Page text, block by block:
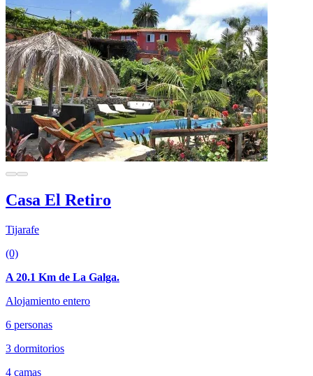
Casa El Retiro
Tijarafe
(0)
A 20.1 Km de La Galga.
Alojamiento entero
6 personas
3 dormitorios
4 camas